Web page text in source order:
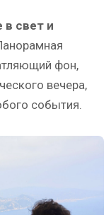
в свет и
фон,
вечера,
события.